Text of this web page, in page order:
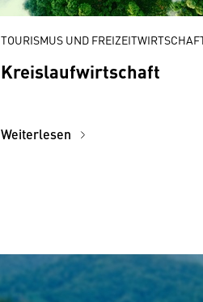
TOURISMUS UND
Kreislaufwirtschaft
Weiterlesen